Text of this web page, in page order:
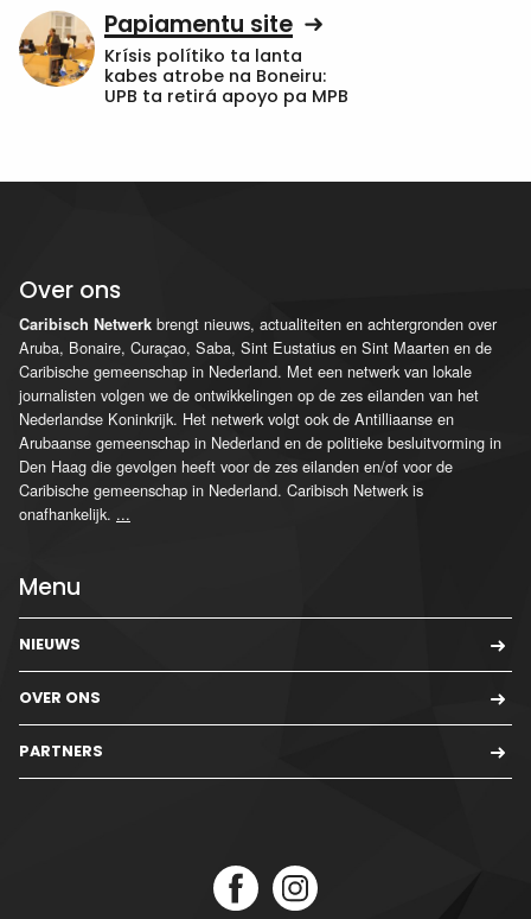
Papiamentu site
Krísis polítiko ta lanta
kabes atrobe na Boneiru:
UPB ta retirá apoyo pa MPB
Over ons
Caribisch Netwerk brengt nieuws, actualiteiten en achtergronden over
Aruba, Bonaire, Curaçao, Saba, Sint Eustatius en Sint Maarten en de
Caribische gemeenschap in Nederland. Met een netwerk van lokale
journalisten volgen we de ontwikkelingen op de zes eilanden van het
Nederlandse Koninkrijk. Het netwerk volgt ook de Antilliaanse en
Arubaanse gemeenschap in Nederland en de politieke besluitvorming in
Den Haag die gevolgen heeft voor de zes eilanden en/of voor de
Caribische gemeenschap in Nederland. Caribisch Netwerk is
onafhankelijk. ...
Menu
NIEUWS
OVER ONS
PARTNERS